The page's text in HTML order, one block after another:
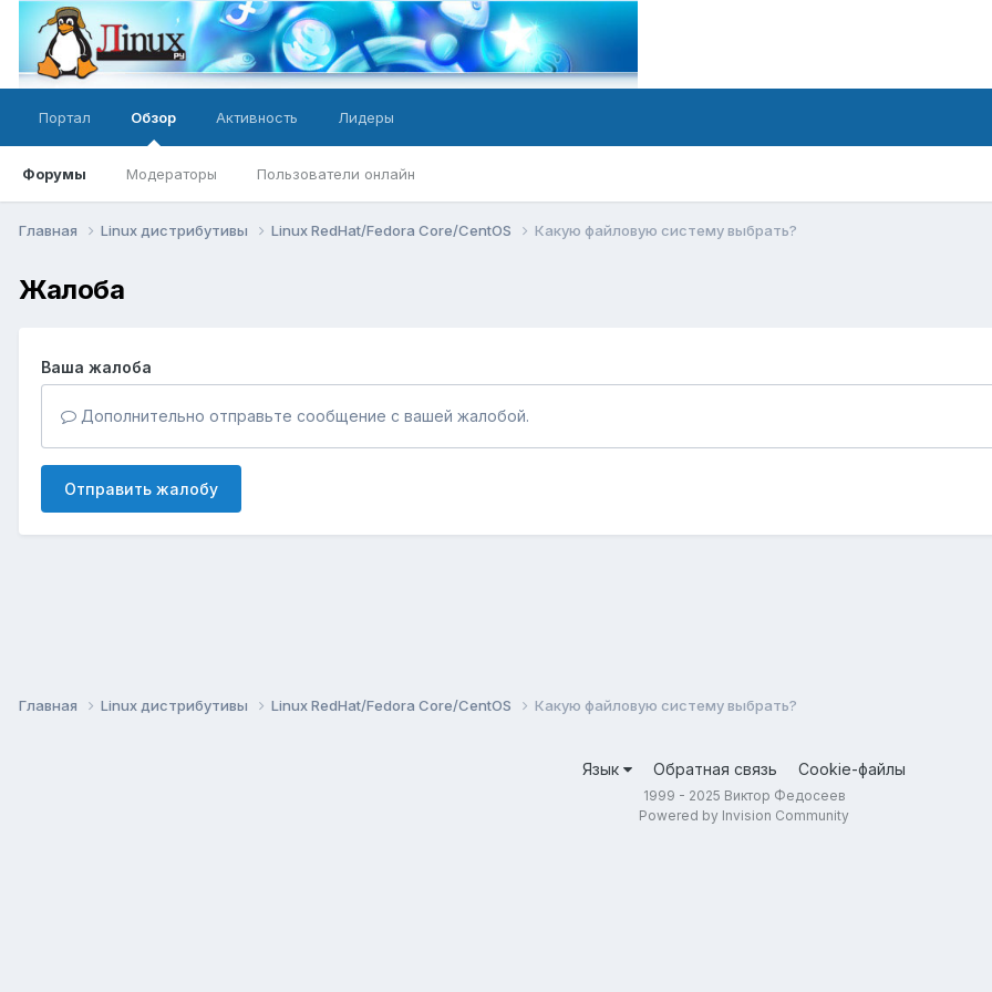
Портал Обзор
Форумы Модераторы Пользователи онлайн
Активность Лидеры
Главная Linux дистрибутивы Linux RedHat/Fedora Core/CentOS Какую файловую систему выбрать?
Жалоба
Ваша жалоба
Дополнительно отправьте сообщение с вашей жалобой.
Отправить жалобу
Главная Linux дистрибутивы Linux RedHat/Fedora Core/CentOS Какую файловую систему выбрать?
Язык Обратная связь Cookie-файлы
1999 - 2025 Виктор Федосеев
Powered by Invision Community